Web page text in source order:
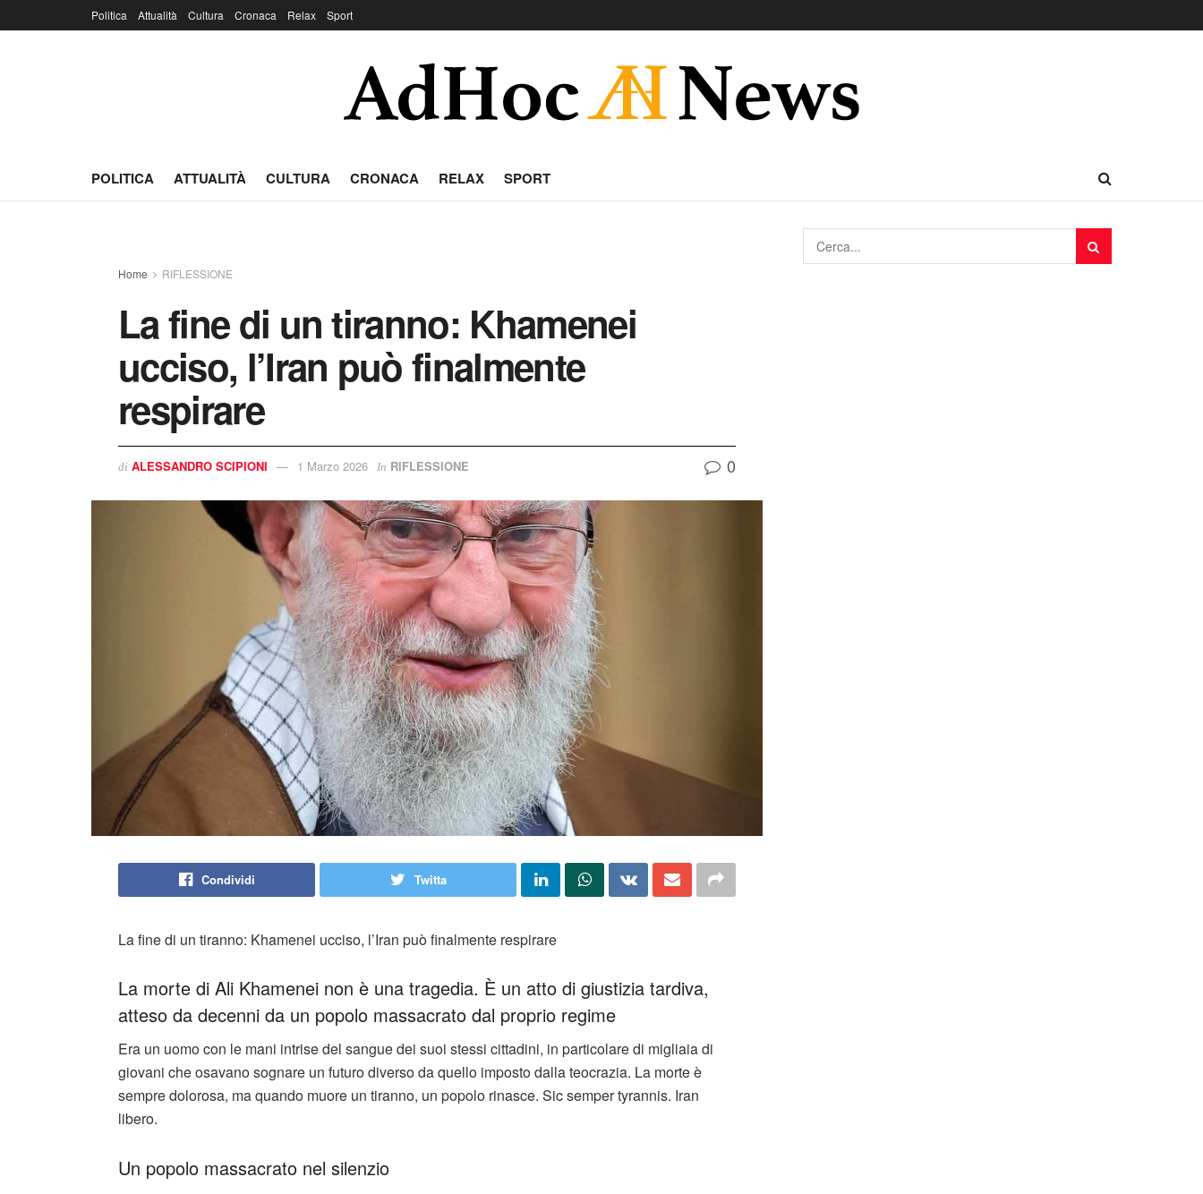
Politica Attualità Cultura Cronaca Relax Sport
POLITICA ATTUALITÀ CULTURA CRONACA RELAX SPORT
Home RIFLESSIONE
La fine di un tiranno: Khamenei
ucciso, l’Iran può finalmente
respirare
di ALESSANDRO SCIPIONI 1 Marzo 2026 In RIFLESSIONE 0
Condividi Twitta
La fine di un tiranno: Khamenei ucciso, l’Iran può finalmente respirare
La morte di Ali Khamenei non è una tragedia. È un atto di giustizia tardiva,
atteso da decenni da un popolo massacrato dal proprio regime
Era un uomo con le mani intrise del sangue dei suoi stessi cittadini, in particolare di migliaia di
giovani che osavano sognare un futuro diverso da quello imposto dalla teocrazia. La morte è
sempre dolorosa, ma quando muore un tiranno, un popolo rinasce. Sic semper tyrannis. Iran
libero.
Un popolo massacrato nel silenzio